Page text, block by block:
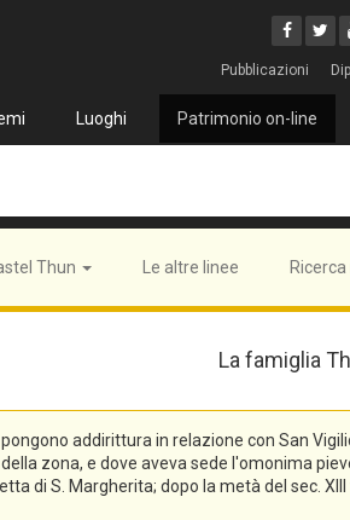
Pubblicazioni
Luoghi Patrimonio on-line
Thun Le altre linee
La famiglia
addirittura in relazione con San
zona, e dove aveva sede l'omonima
di S. Margherita; dopo la metà del sec.